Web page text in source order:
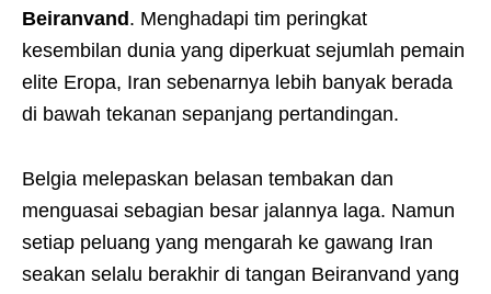
Beiranvand . Menghadapi tim peringkat
kesembilan dunia yang diperkuat sejumlah pemain
elite Eropa, Iran sebenarnya lebih banyak berada
di bawah tekanan sepanjang pertandingan.
Belgia melepaskan belasan tembakan dan
menguasai sebagian besar jalannya laga. Namun
setiap peluang yang mengarah ke gawang Iran
seakan selalu berakhir di tangan Beiranvand yang